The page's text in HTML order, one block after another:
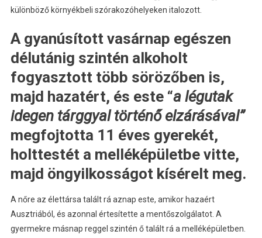
különböző környékbeli szórakozóhelyeken italozott.
A gyanúsított vasárnap egészen
délutánig szintén alkoholt
fogyasztott több sörözőben is,
majd hazatért, és este “a légutak
idegen tárggyal történő elzárásával”
megfojtotta 11 éves gyerekét,
holttestét a melléképületbe vitte,
majd öngyilkosságot kísérelt meg.
A nőre az élettársa talált rá aznap este, amikor hazaért
Ausztriából, és azonnal értesítette a mentőszolgálatot. A
gyermekre másnap reggel szintén ő talált rá a melléképületben.